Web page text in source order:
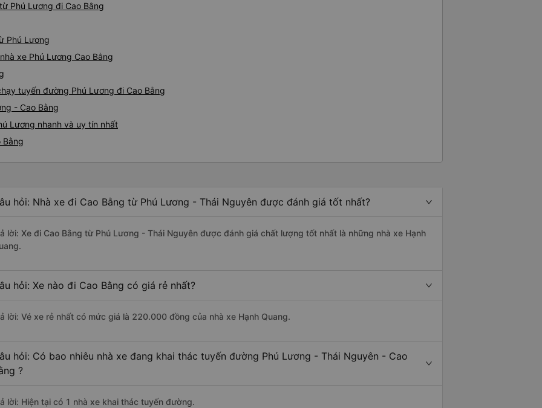
Phú Lương đi Cao Bằng
Phú Lương
xe Phú Lương Cao Bằng
tuyến đường Phú Lương đi Cao Bằng
- Cao Bằng
Lương nhanh và uy tín nhất
Bằng
hỏi: Nhà xe đi Cao Bằng từ Phú Lương - Thái Nguyên được đánh giá tốt nhất?
lời: Xe đi Cao Bằng từ Phú Lương - Thái Nguyên được đánh giá chất lượng tốt nhất là những nhà xe Hạnh
hỏi: Xe nào đi Cao Bằng có giá rẻ nhất?
lời: Vé xe rẻ nhất có mức giá là 220.000 đồng của nhà xe Hạnh Quang.
hỏi: Có bao nhiêu nhà xe đang khai thác tuyến đường Phú Lương - Thái Nguyên - Cao
?
lời: Hiện tại có 1 nhà xe khai thác tuyến đường.